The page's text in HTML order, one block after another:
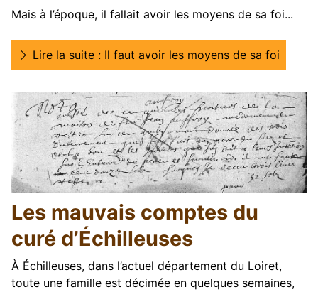
Mais à l’époque, il fallait avoir les moyens de sa foi...
Lire la suite : Il faut avoir les moyens de sa foi
Les mauvais comptes du
curé d’Échilleuses
À Échilleuses, dans l’actuel département du Loiret,
toute une famille est décimée en quelques semaines,